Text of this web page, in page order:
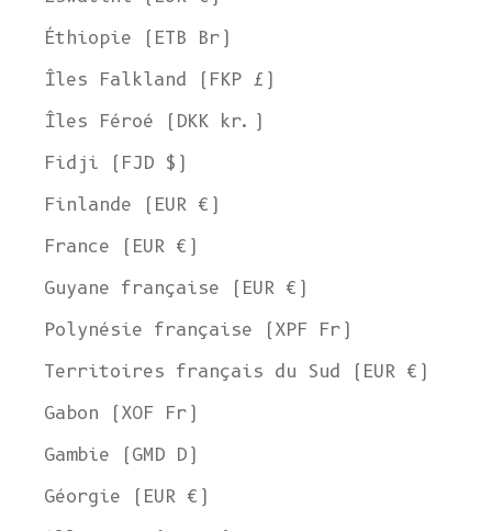
Éthiopie (ETB Br)
Îles Falkland (FKP £)
Îles Féroé (DKK kr.)
Fidji (FJD $)
Finlande (EUR €)
France (EUR €)
Guyane française (EUR €)
Polynésie française (XPF Fr)
Territoires français du Sud (EUR €)
Gabon (XOF Fr)
Gambie (GMD D)
Géorgie (EUR €)